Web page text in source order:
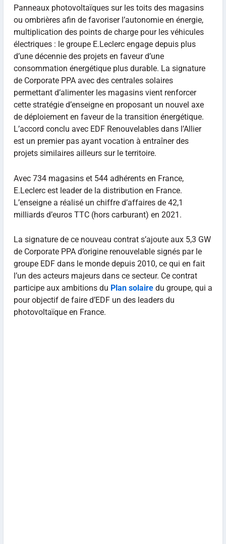
Panneaux photovoltaïques sur les toits des magasins
ou ombrières afin de favoriser l’autonomie en énergie,
multiplication des points de charge pour les véhicules
électriques : le groupe E.Leclerc engage depuis plus
d’une décennie des projets en faveur d’une
consommation énergétique plus durable. La signature
de Corporate PPA avec des centrales solaires
permettant d’alimenter les magasins vient renforcer
cette stratégie d’enseigne en proposant un nouvel axe
de déploiement en faveur de la transition énergétique.
L’accord conclu avec EDF Renouvelables dans l’Allier
est un premier pas ayant vocation à entraîner des
projets similaires ailleurs sur le territoire.
Avec 734 magasins et 544 adhérents en France,
E.Leclerc est leader de la distribution en France.
L’enseigne a réalisé un chiffre d’affaires de 42,1
milliards d’euros TTC (hors carburant) en 2021.
La signature de ce nouveau contrat s’ajoute aux 5,3 GW
de Corporate PPA d’origine renouvelable signés par le
groupe EDF dans le monde depuis 2010, ce qui en fait
l’un des acteurs majeurs dans ce secteur. Ce contrat
participe aux ambitions du Plan solairedu groupe, qui a
pour objectif de faire d’EDF un des leaders du
photovoltaïque en France.